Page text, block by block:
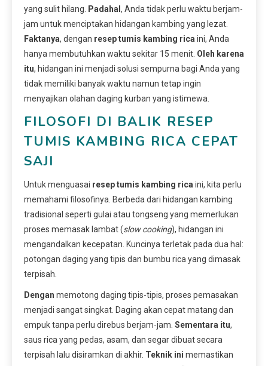
yang sulit hilang.
Padahal , Anda tidak perlu waktu berjam-
jam untuk menciptakan hidangan kambing yang lezat.
Faktanya, dengan resep tumis kambing rica ini, Anda
hanya membutuhkan waktu sekitar 15 menit. Oleh karena
itu, hidangan ini menjadi solusi sempurna bagi Anda yang
tidak memiliki banyak waktu namun tetap ingin
menyajikan olahan daging kurban yang istimewa.
FILOSOFI DI BALIK RESEP
TUMIS KAMBING RICA CEPAT
SAJI
Untuk menguasai resep tumis kambing rica ini, kita perlu
memahami filosofinya. Berbeda dari hidangan kambing
tradisional seperti gulai atau tongseng yang memerlukan
proses memasak lambat (slow cooking), hidangan ini
mengandalkan kecepatan. Kuncinya terletak pada dua hal:
potongan daging yang tipis dan bumbu rica yang dimasak
terpisah.
Dengan memotong daging tipis-tipis, proses pemasakan
menjadi sangat singkat. Daging akan cepat matang dan
empuk tanpa perlu direbus berjam-jam. Sementara itu,
saus rica yang pedas, asam, dan segar dibuat secara
terpisah lalu disiramkan di akhir. Teknik ini memastikan